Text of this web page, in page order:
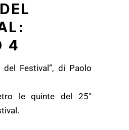
4
Festival”, di Paolo
le quinte del 25°